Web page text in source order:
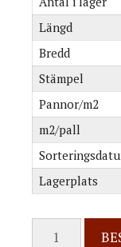
Längd
Bredd
Stämpel
Pannor/m2
m2/pall
Lagerplats